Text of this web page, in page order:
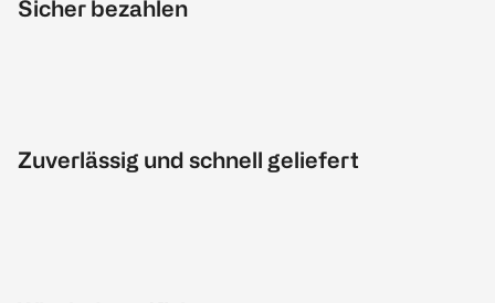
Sicher bezahlen
Zuverlässig und schnell geliefert